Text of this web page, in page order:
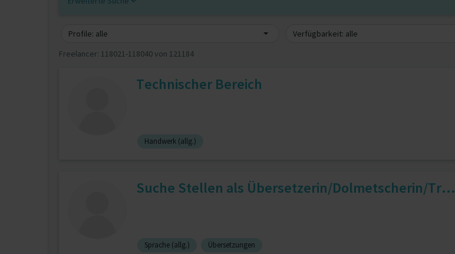
Profile: alle Verfügbarkeit: alle
Freelancer: 118021-118040 von 121184
Technischer Bereich
Handwerk (allg.)
Suche Stellen als Übersetzerin/Dolmetscherin/Tr...
Sprache (allg.) Übersetzungen